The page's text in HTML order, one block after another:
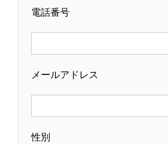
電話番号
メールアドレス
性別